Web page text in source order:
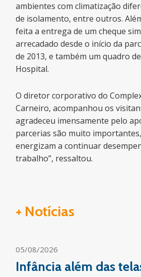
ambientes com climatização
de isolamento, entre outros.
feita a entrega de um cheque
arrecadado desde o início da
de 2013, e também um quadro
Hospital.
O diretor corporativo do
Carneiro, acompanhou os
agradeceu imensamente pelo
parcerias são muito
energizam a continuar
trabalho”, ressaltou.
+ Notícias
05/08/2026
Infância além das